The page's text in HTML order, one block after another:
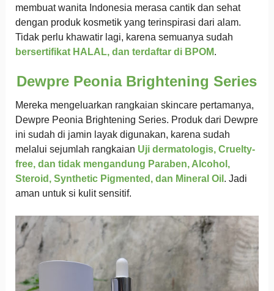
membuat wanita Indonesia merasa cantik dan sehat
dengan produk kosmetik yang terinspirasi dari alam.
Tidak perlu khawatir lagi, karena semuanya sudah
bersertifikat HALAL, dan terdaftar di BPOM.
Dewpre Peonia Brightening Series
Mereka mengeluarkan rangkaian skincare pertamanya,
Dewpre Peonia Brightening Series. Produk dari Dewpre
ini sudah di jamin layak digunakan, karena sudah
melalui sejumlah rangkaian Uji dermatologis, Cruelty-
free, dan tidak mengandung Paraben, Alcohol,
Steroid, Synthetic Pigmented, dan Mineral Oil . Jadi
aman untuk si kulit sensitif.